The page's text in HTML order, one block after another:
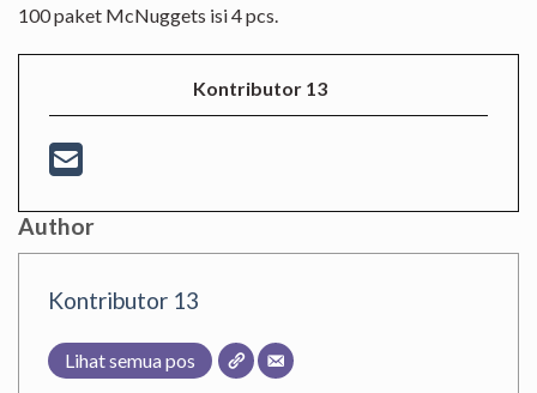
100 paket McNuggets isi 4 pcs.
Kontributor 13
Author
Kontributor 13
Lihat semua pos